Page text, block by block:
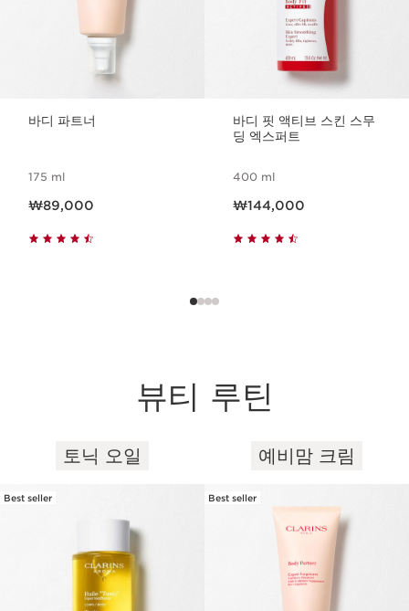
바디 파트너
175 ml
₩89,000
바디 핏 액티브 스킨 스무
딩 엑스퍼트
400 ml
₩144,000
뷰티 루틴
컨텐츠로 이동하기
토닉 오일
Best seller
예비맘 크림
Best seller